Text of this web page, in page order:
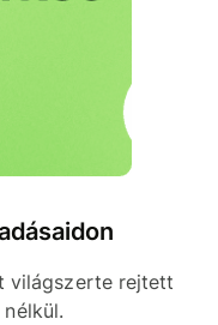
világszerte rejtett